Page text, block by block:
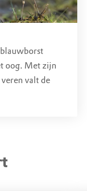
oog. Met zijn
valt de
Maar je hoeft
door zijn
wormen en
de